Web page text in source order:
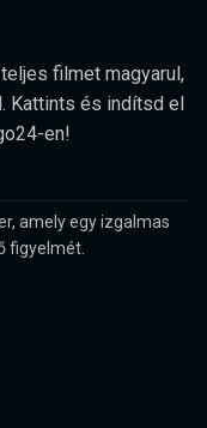
filmet magyarul,
Kattints és indítsd el
en!
amely egy izgalmas
figyelmét.